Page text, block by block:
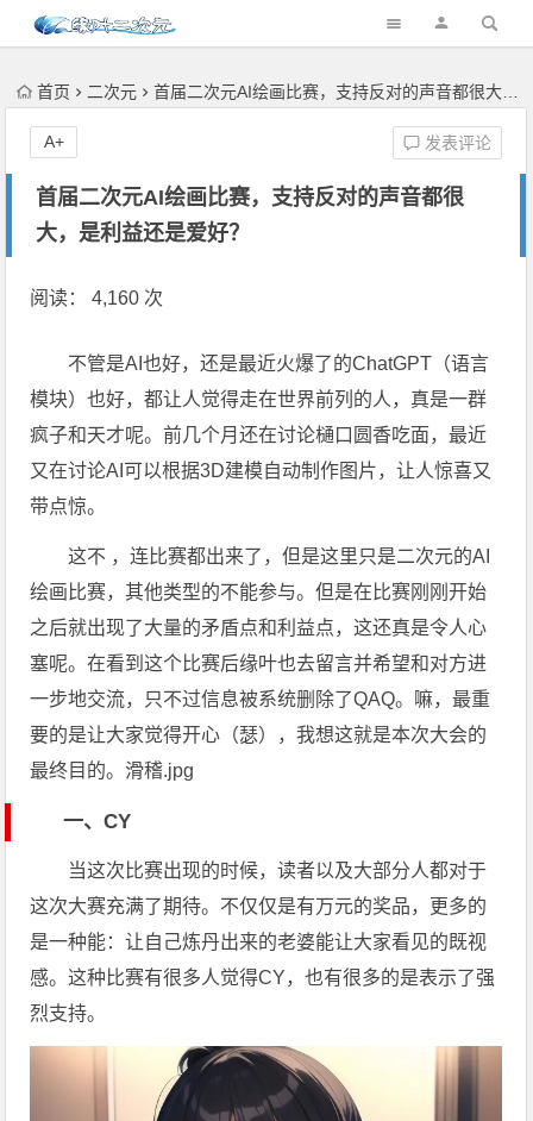
首页 二次元 首届二次元AI绘画比赛，支持反对的声音都很大，是利益还是爱好？
首届二次元AI绘画比赛，支持反对的声音都很
大，是利益还是爱好？
发表评论
A+
阅读： 4,160 次
不管是AI也好，还是最近火爆了的ChatGPT（语言
模块）也好，都让人觉得走在世界前列的人，真是一群
疯子和天才呢。前几个月还在讨论樋口圆香吃面，最近
又在讨论AI可以根据3D建模自动制作图片，让人惊喜又
带点惊。
这不 ，连比赛都出来了，但是这里只是二次元的AI
绘画比赛，其他类型的不能参与。但是在比赛刚刚开始
之后就出现了大量的矛盾点和利益点，这还真是令人心
塞呢。在看到这个比赛后缘叶也去留言并希望和对方进
一步地交流，只不过信息被系统删除了QAQ。嘛，最重
要的是让大家觉得开心（瑟），我想这就是本次大会的
最终目的。滑稽.jpg
一、CY
当这次比赛出现的时候，读者以及大部分人都对于
这次大赛充满了期待。不仅仅是有万元的奖品，更多的
是一种能：让自己炼丹出来的老婆能让大家看见的既视
感。这种比赛有很多人觉得CY，也有很多的是表示了强
烈支持。